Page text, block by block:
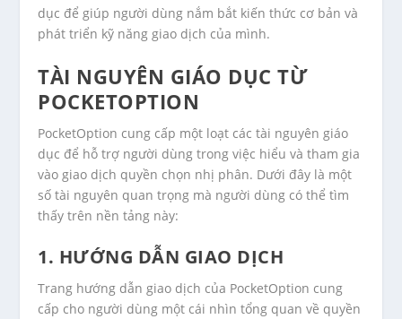
dục để giúp người dùng nắm bắt kiến thức cơ bản và
phát triển kỹ năng giao dịch của mình.
TÀI NGUYÊN GIÁO DỤC TỪ
POCKETOPTION
PocketOption cung cấp một loạt các tài nguyên giáo
dục để hỗ trợ người dùng trong việc hiểu và tham gia
vào giao dịch quyền chọn nhị phân. Dưới đây là một
số tài nguyên quan trọng mà người dùng có thể tìm
thấy trên nền tảng này:
1. HƯỚNG DẪN GIAO DỊCH
Trang hướng dẫn giao dịch của PocketOption cung
cấp cho người dùng một cái nhìn tổng quan về quyền